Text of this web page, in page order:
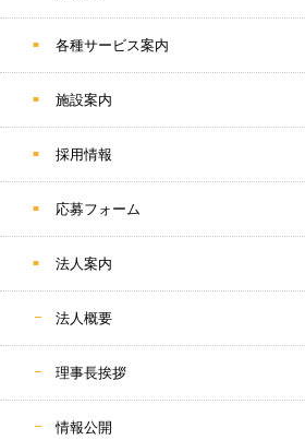
各種サービス案内
施設案内
採用情報
応募フォーム
法人案内
法人概要
理事長挨拶
情報公開